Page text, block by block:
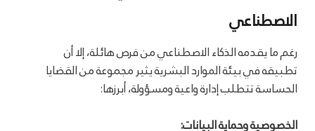
الاصطناعي
رغم ما يقدمه الذكاء الاصطناعي من فرص هائلة، إلا أن
تطبيقه في بيئة الموارد البشرية يثير مجموعة من القضايا
الحساسة تتطلب إدارة واعية ومسؤولة، أبرزها:
الخصوصية وحماية البيانات: